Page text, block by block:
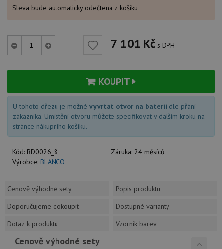
Sleva bude automaticky odečtena z košíku
7 101 Kč s DPH
KOUPIT
U tohoto dřezu je možné vyvrtat otvor na baterii dle přání
zákazníka. Umístění otvoru můžete specifikovat v dalším kroku na
stránce nákupního košíku.
Kód: BD0026_8 Záruka: 24 měsíců
Výrobce: BLANCO
Cenově výhodné sety
Popis produktu
Doporučujeme dokoupit
Dostupné varianty
Dotaz k produktu
Vzorník barev
Cenově výhodné sety